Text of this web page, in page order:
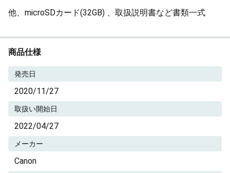
他、microSDカード(32GB) 、取扱説明書など書類一式
商品仕様
発売日
2020/11/27
取扱い開始日
2022/04/27
メーカー
Canon